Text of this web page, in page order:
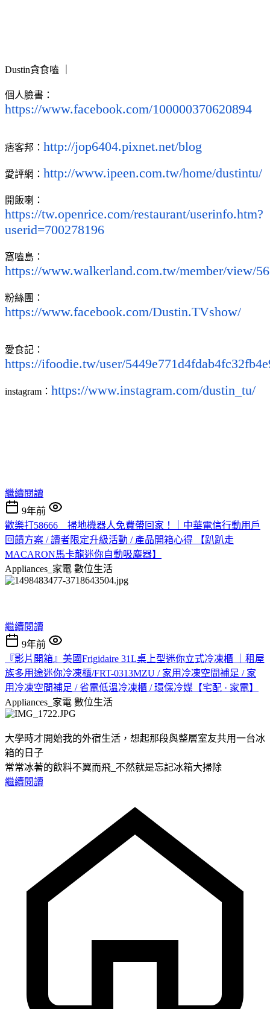
Dustin貪食嗑 ｜
個人臉書：
https://www.facebook.com/100000370620894
痞客邦： http://jop6404.pixnet.net/blog
愛評網： http://www.ipeen.com.tw/home/dustintu/
開飯喇：
https://tw.openrice.com/restaurant/userinfo.htm?
userid=700278196
窩嗑島：
https://www.walkerland.com.tw/member/view/
粉絲團：
https://www.facebook.com/Dustin.TVshow/
愛食記：
https://ifoodie.tw/user/
instagram： https://www.instagram.com/dustin_tu/
繼續閱讀
9年前
歡樂打58666__掃地機器人免費帶回家！｜中華電信行動用戶
回饋方案 / 讀者限定升級活動 / 產品開箱心得 【趴趴走
MACARON馬卡龍迷你自動吸塵器】
Appliances_家電 數位生活
繼續閱讀
9年前
『影片開箱』美國Frigidaire 31L桌上型迷你立式冷凍櫃 ｜租屋
族多用途迷你冷凍櫃/FRT-0313MZU / 家用冷凍空間補足 / 家
用冷凍空間補足 / 省電低溫冷凍櫃 / 環保冷媒【宅配 · 家電】
Appliances_家電 數位生活
大學時才開始我的外宿生活，想起那段與整層室友共用一台冰
箱的日子
常常冰著的飲料不翼而飛_不然就是忘記冰箱大掃除
繼續閱讀